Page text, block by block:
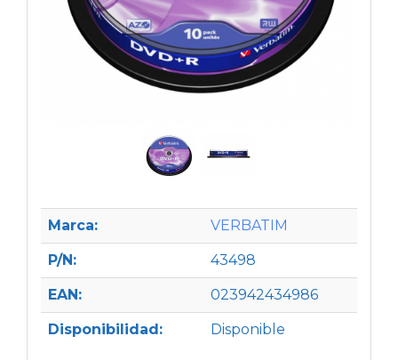
Marca: VERBATIM
P/N: 43498
EAN: 023942434986
Disponibilidad: Disponible